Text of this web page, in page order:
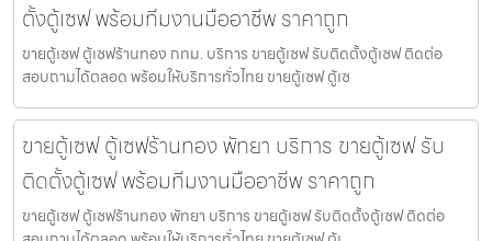
ตั้งตู้เซฟ พร้อมทีมงานมืออาชีพ ราคาถูก
ขายตู้เซฟ ตู้เซฟร้านทอง กทม. บริการ ขายตู้เซฟ รับติดตั้งตู้เซฟ ติดต่อ
สอบถามได้ตลอด พร้อมให้บริการทั่วไทย ขายตู้เซฟ ตู้เซ
ขายตู้เซฟ ตู้เซฟร้านทอง พัทยา บริการ ขายตู้เซฟ รับ
ติดตั้งตู้เซฟ พร้อมทีมงานมืออาชีพ ราคาถูก
ขายตู้เซฟ ตู้เซฟร้านทอง พัทยา บริการ ขายตู้เซฟ รับติดตั้งตู้เซฟ ติดต่อ